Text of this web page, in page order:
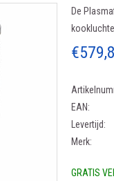
De
EAN:
Levertijd:
Merk:
GRATIS